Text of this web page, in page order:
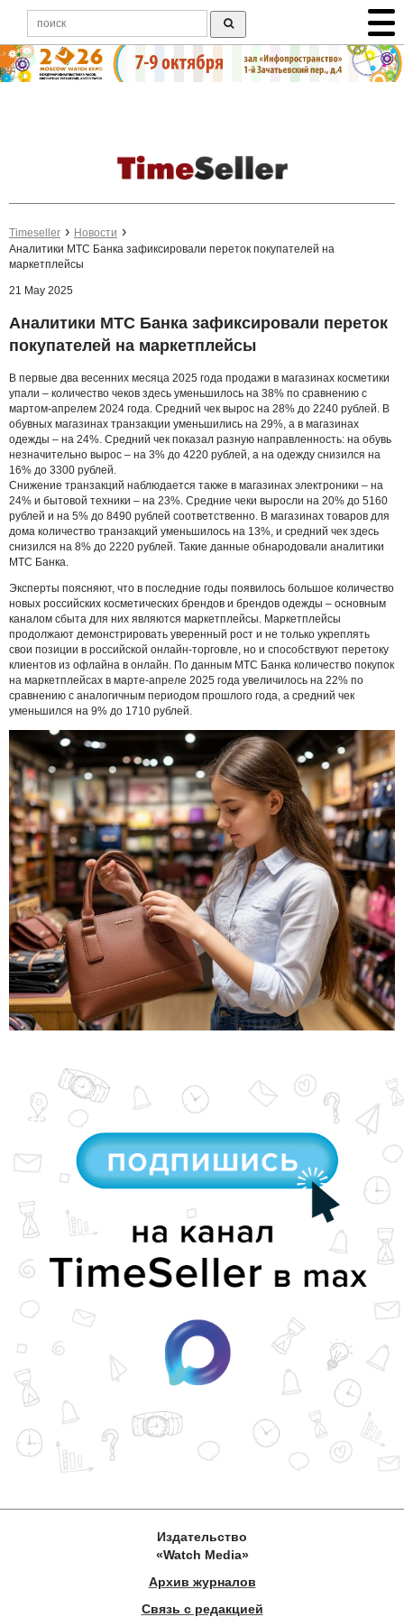
Timeseller
Новости
Аналитики МТС Банка зафиксировали переток покупателей на
маркетплейсы
21 May 2025
Аналитики МТС Банка зафиксировали переток
покупателей на маркетплейсы
В первые два весенних месяца 2025 года продажи в магазинах косметики
упали – количество чеков здесь уменьшилось на 38% по сравнению с
мартом-апрелем 2024 года. Средний чек вырос на 28% до 2240 рублей. В
обувных магазинах транзакции уменьшились на 29%, а в магазинах
одежды – на 24%. Средний чек показал разную направленность: на обувь
незначительно вырос – на 3% до 4220 рублей, а на одежду снизился на
16% до 3300 рублей.
Снижение транзакций наблюдается также в магазинах электроники – на
24% и бытовой техники – на 23%. Средние чеки выросли на 20% до 5160
рублей и на 5% до 8490 рублей соответственно. В магазинах товаров для
дома количество транзакций уменьшилось на 13%, и средний чек здесь
снизился на 8% до 2220 рублей. Такие данные обнародовали аналитики
МТС Банка.
Эксперты поясняют, что в последние годы появилось большое количество
новых российских косметических брендов и брендов одежды – основным
каналом сбыта для них являются маркетплейсы. Маркетплейсы
продолжают демонстрировать уверенный рост и не только укреплять
свои позиции в российской онлайн-торговле, но и способствуют перетоку
клиентов из офлайна в онлайн. По данным МТС Банка количество покупок
на маркетплейсах в марте-апреле 2025 года увеличилось на 22% по
сравнению с аналогичным периодом прошлого года, а средний чек
уменьшился на 9% до 1710 рублей.
Издательство
«Watch Media»
Архив журналов
Связь с редакцией